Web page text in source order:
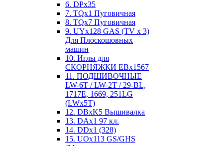
6. DPx35
7. TQx1 Пуговичная
8. TQx7 Пуговичная
9. UYx128 GAS (TV x 3)
Для Плоскошовных
машин
10. Иглы для
СКОРНЯЖКИ EBx1567
11. ПОДШИВОЧНЫЕ
LW-6T / LW-2T / 29-BL,
1717E, 1669, 251LG
(LWx5T)
12. DBxK5 Вышивалка
13. DAx1 97 кл.
14. DDx1 (328)
15. UOx113 GS/GHS